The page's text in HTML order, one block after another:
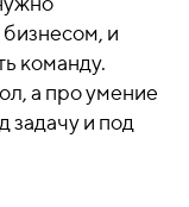
и
команду.
а про умение
задачу и под